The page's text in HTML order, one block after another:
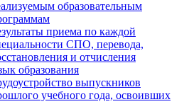
образовательным
приема по каждой
СПО, перевода,
и отчисления
образования
выпускников
учебного года, освоивших